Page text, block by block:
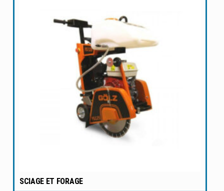
SCIAGE ET FORAGE